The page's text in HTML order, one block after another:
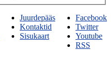
Facebook
Twitter
Youtube
RSS
Juurdepääs
Kontaktid
Sisukaart